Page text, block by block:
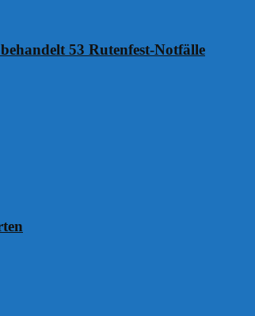
53 Rutenfest-Notfälle